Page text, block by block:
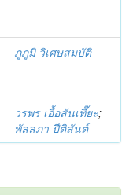
ภูภูมิ วิเศษสมบัติ
วรพร เอื้อสันเที๊ยะ;
พัลลภา ปีติสันต์